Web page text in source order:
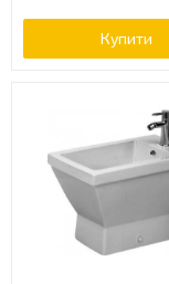
Купити